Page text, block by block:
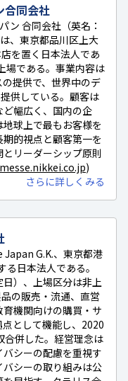
合同会社
ン 合同会社（英名：
、東京都品川区上大
を置く日本法人であ
場である。事業内容は
提供で、世界中のデ
供している。顧客は
幅広く、国内の企
球上で最もお客様を
的視点と顧客第一を
リーダーシップ原則
messe.nikkei.co.jp)
さらに詳しくみる
G.K.、東京都港
日本法人である。
）、上場区分は非上
の販売・流通、直営
機関向けの購買・サ
として機能し、2020
合併した。経営理念は
シーの配慮を重視す
シーの取り組みは公